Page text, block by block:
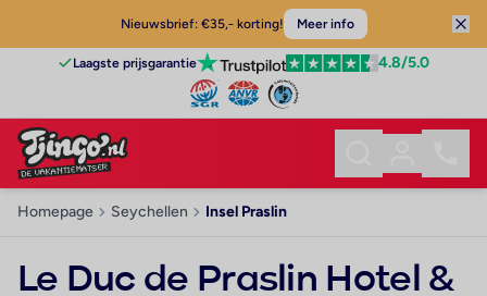
Nieuwsbrief: €35,- korting! Meer info
Laagste prijsgarantie 4.8/5.0
Homepage Seychellen Insel Praslin
Le Duc de Praslin Hotel &